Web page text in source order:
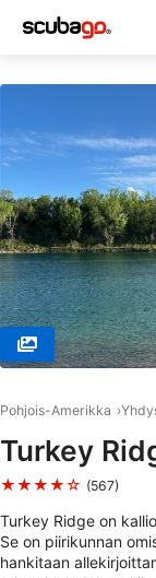
Pohjois-Amerikka
Turkey
★★★★☆ (567)
Turkey Ridge on
Se on piirikunnan
hankitaan